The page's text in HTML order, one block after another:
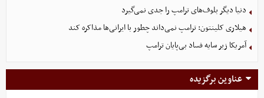
دنیا دیگر بلوف‌های ترامپ را جدی نمی‌گیرد
هیلاری کلینتون: ترامپ نمی‌داند چطور با ایرانی‌ها مذاکره کند
آمریکا زیر سایه فساد بی‌پایان ترامپ
عناوین برگزیده